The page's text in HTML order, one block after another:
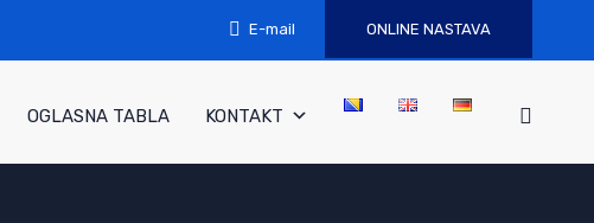
E-mail ONLINE NASTAVA
OGLASNA TABLA KONTAKT